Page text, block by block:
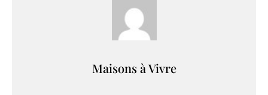
Maisons à Vivre